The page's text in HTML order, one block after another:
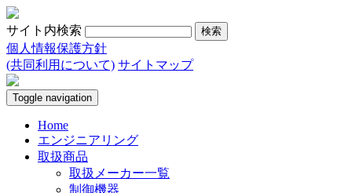
サイト内検索
個人情報保護方針
(共同利用について) サイトマップ
Toggle navigation
Home
エンジニアリング
取扱商品
取扱メーカー一覧
制御機器